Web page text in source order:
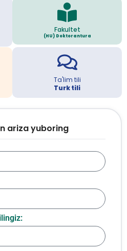
Fakultet
(HU) Doktorantura
Ta'lim tili
Turk tili
ariza yuboring